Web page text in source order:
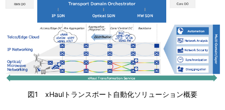
図1 xHaulトランスポート自動化ソリューション概要